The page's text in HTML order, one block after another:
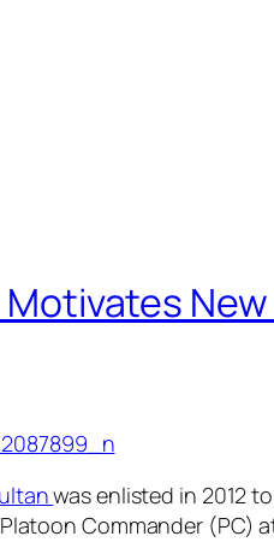
Motivates
was enlisted in 2012
Commander (PC)